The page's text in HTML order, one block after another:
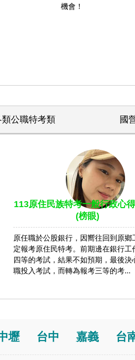
機會！
類公職特考類 國
113原住民族特考一般行政心
(榜眼)
原任職於公股銀行，因嚮往回到原鄉
定報考原住民特考。前期邊在銀行工
四等的考試，結果不如預期，最後決
職投入考試，而轉為報考三等的考...
壢 台中 嘉義 台